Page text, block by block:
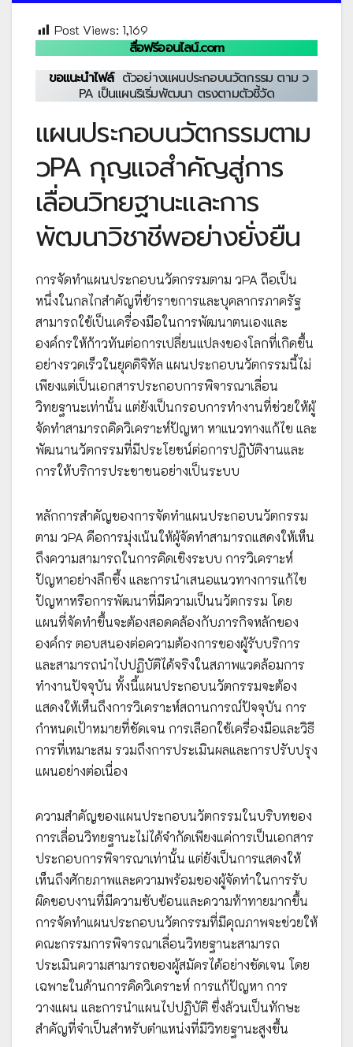
Post Views: 1,169
สื่อฟรีออนไลน์.com
ขอแนะนำไฟล์ ตัวอย่างแผนประกอบนวัตกรรม ตาม ว
PA เป็นแผนริเริ่มพัฒนา ตรงตามตัวชี้วัด
แผนประกอบนวัตกรรมตาม
วPA กุญแจสำคัญสู่การ
เลื่อนวิทยฐานะและการ
พัฒนาวิชาชีพอย่างยั่งยืน
การจัดทำแผนประกอบนวัตกรรมตาม วPA ถือเป็น
หนึ่งในกลไกสำคัญที่ข้าราชการและบุคลากรภาครัฐ
สามารถใช้เป็นเครื่องมือในการพัฒนาตนเองและ
องค์กรให้ก้าวทันต่อการเปลี่ยนแปลงของโลกที่เกิดขึ้น
อย่างรวดเร็วในยุคดิจิทัล แผนประกอบนวัตกรรมนี้ไม่
เพียงแต่เป็นเอกสารประกอบการพิจารณาเลื่อน
วิทยฐานะเท่านั้น แต่ยังเป็นกรอบการทำงานที่ช่วยให้ผู้
จัดทำสามารถคิดวิเคราะห์ปัญหา หาแนวทางแก้ไข และ
พัฒนานวัตกรรมที่มีประโยชน์ต่อการปฏิบัติงานและ
การให้บริการประชาชนอย่างเป็นระบบ
หลักการสำคัญของการจัดทำแผนประกอบนวัตกรรม
ตาม วPA คือการมุ่งเน้นให้ผู้จัดทำสามารถแสดงให้เห็น
ถึงความสามารถในการคิดเชิงระบบ การวิเคราะห์
ปัญหาอย่างลึกซึ้ง และการนำเสนอแนวทางการแก้ไข
ปัญหาหรือการพัฒนาที่มีความเป็นนวัตกรรม โดย
แผนที่จัดทำขึ้นจะต้องสอดคล้องกับภารกิจหลักของ
องค์กร ตอบสนองต่อความต้องการของผู้รับบริการ
และสามารถนำไปปฏิบัติได้จริงในสภาพแวดล้อมการ
ทำงานปัจจุบัน ทั้งนี้แผนประกอบนวัตกรรมจะต้อง
แสดงให้เห็นถึงการวิเคราะห์สถานการณ์ปัจจุบัน การ
กำหนดเป้าหมายที่ชัดเจน การเลือกใช้เครื่องมือและวิธี
การที่เหมาะสม รวมถึงการประเมินผลและการปรับปรุง
แผนอย่างต่อเนื่อง
ความสำคัญของแผนประกอบนวัตกรรมในบริบทของ
การเลื่อนวิทยฐานะไม่ได้จำกัดเพียงแค่การเป็นเอกสาร
ประกอบการพิจารณาเท่านั้น แต่ยังเป็นการแสดงให้
เห็นถึงศักยภาพและความพร้อมของผู้จัดทำในการรับ
ผิดชอบงานที่มีความซับซ้อนและความท้าทายมากขึ้น
การจัดทำแผนประกอบนวัตกรรมที่มีคุณภาพจะช่วยให้
คณะกรรมการพิจารณาเลื่อนวิทยฐานะสามารถ
ประเมินความสามารถของผู้สมัครได้อย่างชัดเจน โดย
เฉพาะในด้านการคิดวิเคราะห์ การแก้ปัญหา การ
วางแผน และการนำแผนไปปฏิบัติ ซึ่งล้วนเป็นทักษะ
สำคัญที่จำเป็นสำหรับตำแหน่งที่มีวิทยฐานะสูงขึ้น